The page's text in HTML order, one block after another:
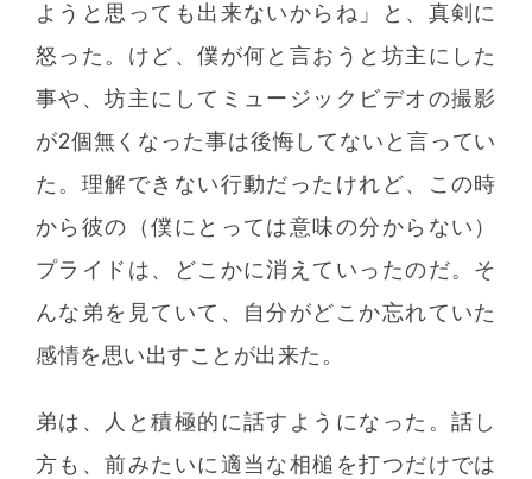
ようと思っても出来ないからね」と、真剣に
怒った。けど、僕が何と言おうと坊主にした
事や、坊主にしてミュージックビデオの撮影
が2個無くなった事は後悔してないと言ってい
た。理解できない行動だったけれど、この時
から彼の（僕にとっては意味の分からない）
プライドは、どこかに消えていったのだ。そ
んな弟を見ていて、自分がどこか忘れていた
感情を思い出すことが出来た。
弟は、人と積極的に話すようになった。話し
方も、前みたいに適当な相槌を打つだけでは